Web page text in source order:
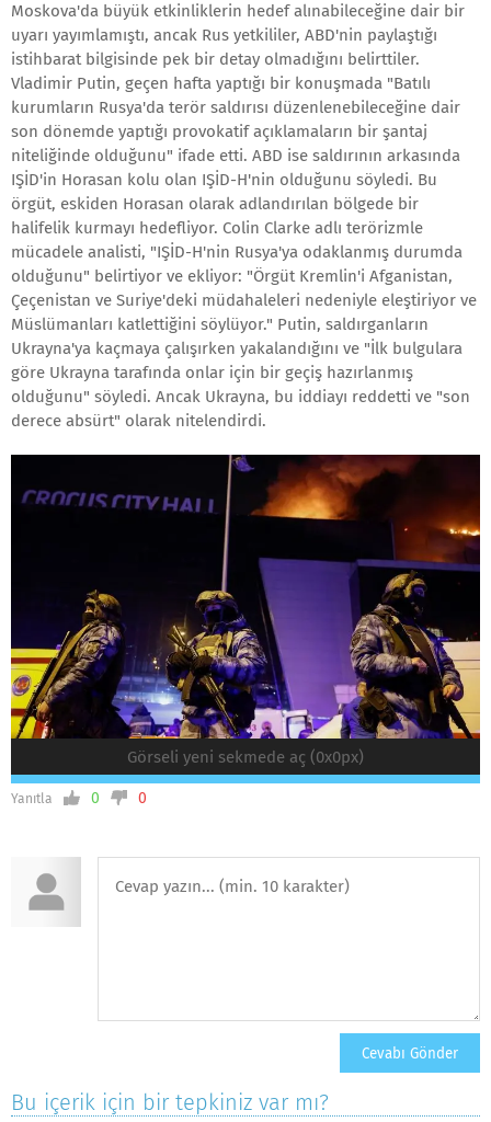
Moskova'da büyük etkinliklerin hedef alınabileceğine dair bir
uyarı yayımlamıştı, ancak Rus yetkililer, ABD'nin paylaştığı
istihbarat bilgisinde pek bir detay olmadığını belirttiler.
Vladimir Putin, geçen hafta yaptığı bir konuşmada "Batılı
kurumların Rusya'da terör saldırısı düzenlenebileceğine dair
son dönemde yaptığı provokatif açıklamaların bir şantaj
niteliğinde olduğunu" ifade etti. ABD ise saldırının arkasında
IŞİD'in Horasan kolu olan IŞİD-H'nin olduğunu söyledi. Bu
örgüt, eskiden Horasan olarak adlandırılan bölgede bir
halifelik kurmayı hedefliyor. Colin Clarke adlı terörizmle
mücadele analisti, "IŞİD-H'nin Rusya'ya odaklanmış durumda
olduğunu" belirtiyor ve ekliyor: "Örgüt Kremlin'i Afganistan,
Çeçenistan ve Suriye'deki müdahaleleri nedeniyle eleştiriyor ve
Müslümanları katlettiğini söylüyor." Putin, saldırganların
Ukrayna'ya kaçmaya çalışırken yakalandığını ve "İlk bulgulara
göre Ukrayna tarafında onlar için bir geçiş hazırlanmış
olduğunu" söyledi. Ancak Ukrayna, bu iddiayı reddetti ve "son
derece absürt" olarak nitelendirdi.
Görseli yeni sekmede aç (0x0px)
Yanıtla 0 0
Bu içerik için bir tepkiniz var mı?